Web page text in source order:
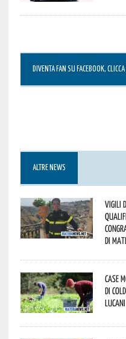
DIVENTA FAN SU FACEBOOK, CLICCA
ALTRE NEWS
Vigili
di
Case
di
lucani